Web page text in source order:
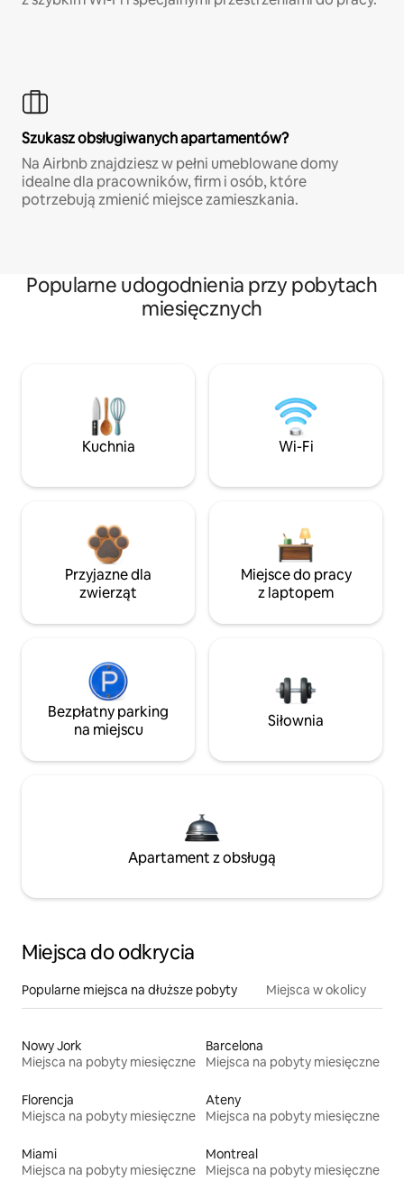
Szukasz obsługiwanych apartamentów?
Na Airbnb znajdziesz w pełni umeblowane domy
idealne dla pracowników, firm i osób, które
potrzebują zmienić miejsce zamieszkania.
Popularne udogodnienia przy pobytach
miesięcznych
Kuchnia Wi-Fi
Przyjazne dla
zwierząt
Miejsce do pracy
z laptopem
Bezpłatny parking
na miejscu
Siłownia
Apartament z obsługą
Miejsca do odkrycia
Popularne miejsca na dłuższe pobyty Miejsca w okolicy
Nowy Jork
Miejsca na pobyty miesięczne
Barcelona
Miejsca na pobyty miesięczne
Florencja
Miejsca na pobyty miesięczne
Ateny
Miejsca na pobyty miesięczne
Miami
Miejsca na pobyty miesięczne
Montreal
Miejsca na pobyty miesięczne